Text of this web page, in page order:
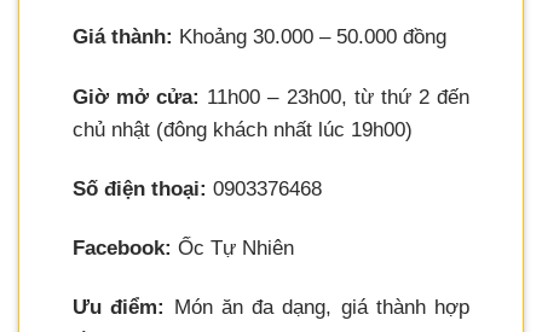
Giá thành: Khoảng 30.000 – 50.000 đồng
Giờ mở cửa: 11h00 – 23h00, từ thứ 2 đến
chủ nhật (đông khách nhất lúc 19h00)
Số điện thoại: 0903376468
Facebook: Ốc Tự Nhiên
Ưu điểm: Món ăn đa dạng, giá thành hợp